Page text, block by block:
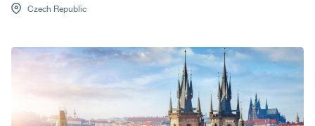
Czech Republic